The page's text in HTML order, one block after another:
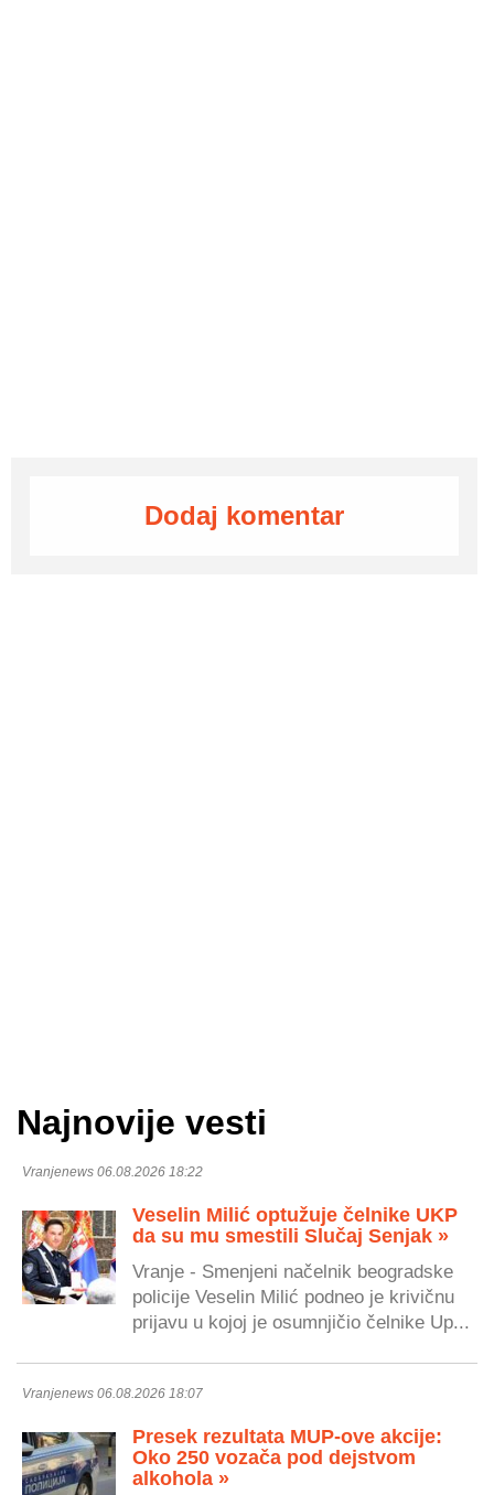
Dodaj komentar
Najnovije vesti
Vranjenews 06.08.2026 18:22
Veselin Milić optužuje čelnike UKP
da su mu smestili Slučaj Senjak »
Vranje - Smenjeni načelnik beogradske
policije Veselin Milić podneo je krivičnu
prijavu u kojoj je osumnjičio čelnike Up...
Vranjenews 06.08.2026 18:07
Presek rezultata MUP-ove akcije:
Oko 250 vozača pod dejstvom
alkohola »